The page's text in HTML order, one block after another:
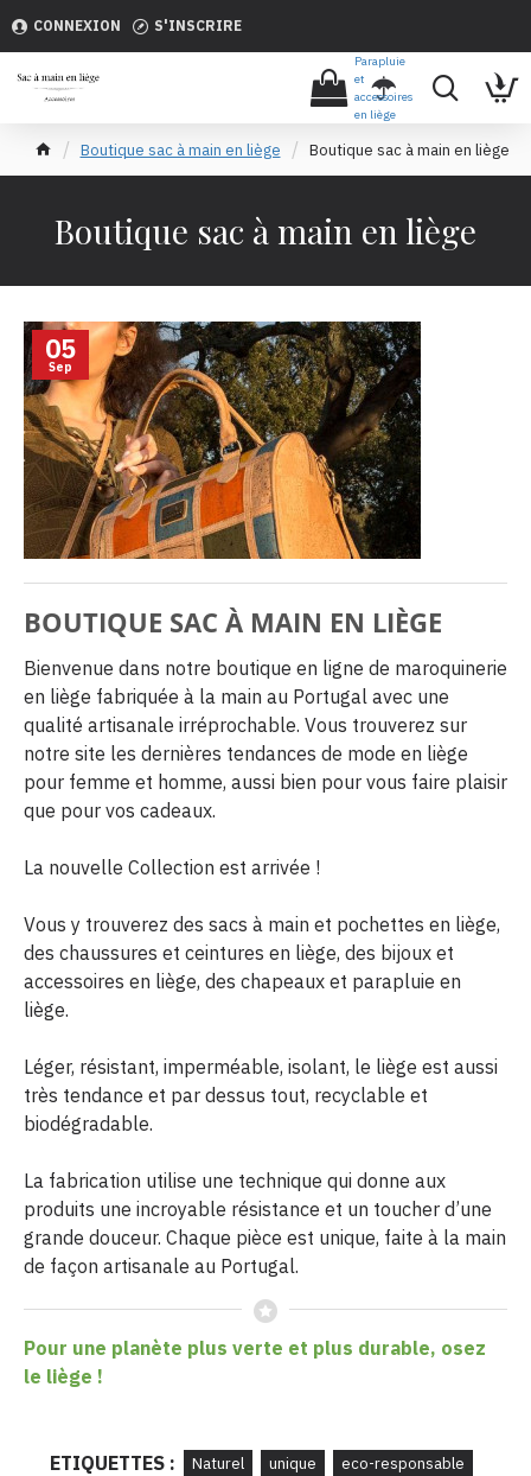
CONNEXION S'INSCRIRE
Parapluie
et
accessoires
en liège
Boutique sac à main en liège Boutique sac à main en liège
Boutique sac à main en liège
05
Sep
BOUTIQUE SAC À MAIN EN LIÈGE
Bienvenue dans notre boutique en ligne de maroquinerie
en liège fabriquée à la main au Portugal avec une
qualité artisanale irréprochable. Vous trouverez sur
notre site les dernières tendances de mode en liège
pour femme et homme, aussi bien pour vous faire plaisir
que pour vos cadeaux.
La nouvelle Collection est arrivée !
Vous y trouverez des sacs à main et pochettes en liège,
des chaussures et ceintures en liège, des bijoux et
accessoires en liège, des chapeaux et parapluie en
liège.
Léger, résistant, imperméable, isolant, le liège est aussi
très tendance et par dessus tout, recyclable et
biodégradable.
La fabrication utilise une technique qui donne aux
produits une incroyable résistance et un toucher d’une
grande douceur. Chaque pièce est unique, faite à la main
de façon artisanale au Portugal.
Pour une planète plus verte et plus durable, osez
le liège !
ETIQUETTES : Naturel unique
eco-responsable